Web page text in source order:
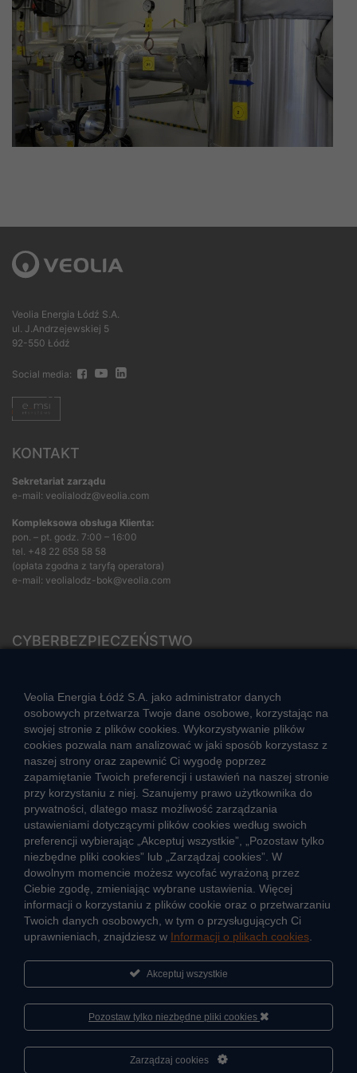
Veolia Energia Łódź S.A.
ul. J.Andrzejewskiej 5
92-550 Łódź
Social media:
KONTAKT
Sekretariat zarządu
e-mail: veolialodz@veolia.com
Kompleksowa obsługa Klienta:
pon. – pt. godz. 7:00 – 16:00
tel. +48 22 658 58 58
(opłata zgodna z taryfą operatora)
e-mail: veolialodz-bok@veolia.com
CYBERBEZPIECZEŃSTWO
CIEPŁO SYSTEMOWE
Zalety ciepła systemowego
Ciepło przez cały rok
Usługi okołociepłownicze
Informacje ciepła systemowego
JAK POWSTAJE CIEPŁO
ŹRÓDŁA CIEPŁA
Mapa sieci ciepłowniczej
KIERUNKI ROZWOJU SIECI CIEPŁOWNICZEJ
CO TO JEST KOGENERACJA
Veolia Energia Łódź S.A. jako administrator danych
osobowych przetwarza Twoje dane osobowe, korzystając na
swojej stronie z plików cookies. Wykorzystywanie plików
cookies pozwala nam analizować w jaki sposób korzystasz z
naszej strony oraz zapewnić Ci wygodę poprzez
zapamiętanie Twoich preferencji i ustawień na naszej stronie
przy korzystaniu z niej. Szanujemy prawo użytkownika do
prywatności, dlatego masz możliwość zarządzania
ustawieniami dotyczącymi plików cookies według swoich
preferencji wybierając „Akceptuj wszystkie”, „Pozostaw tylko
niezbędne pliki cookies” lub „Zarządzaj cookies”. W
dowolnym momencie możesz wycofać wyrażoną przez
Ciebie zgodę, zmieniając wybrane ustawienia. Więcej
informacji o korzystaniu z plików cookie oraz o przetwarzaniu
Twoich danych osobowych, w tym o przysługujących Ci
uprawnieniach, znajdziesz w Informacji o plikach cookies
Akceptuj wszystkie
Pozostaw tylko niezbędne pliki cookies
Zarządzaj cookiesCześć, porozmawiaj ze mną